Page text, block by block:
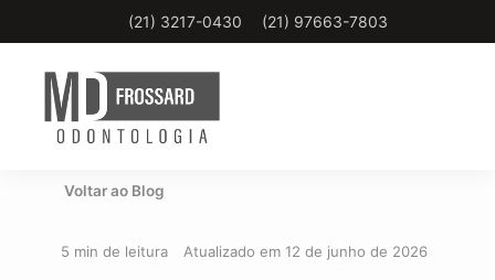
(21) 3217-0430 (21) 97663-7803
Voltar ao Blog
5 min de leitura Atualizado em 12 de junho de 2026